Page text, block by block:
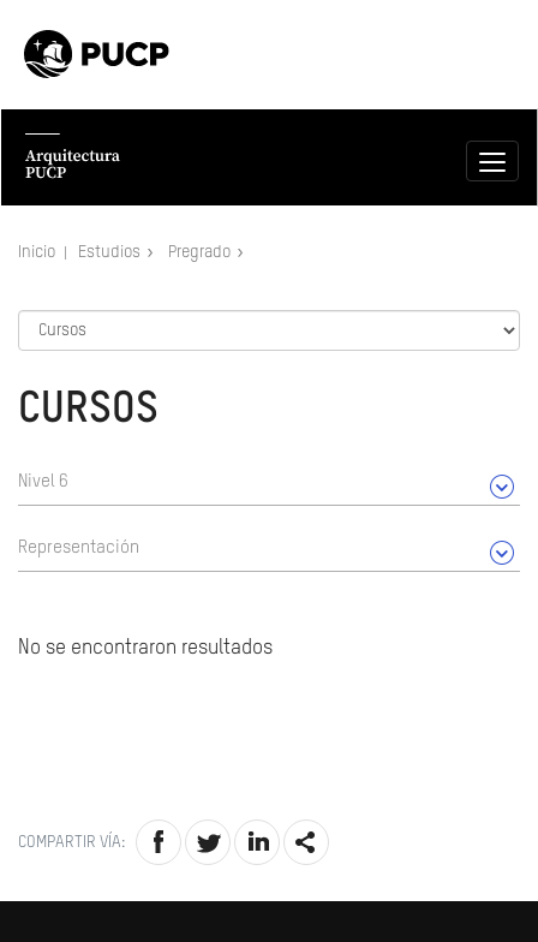
Inicio Estudios Pregrado
CURSOS
Nivel 6
Representación
No se encontraron resultados
COMPARTIR VÍA: